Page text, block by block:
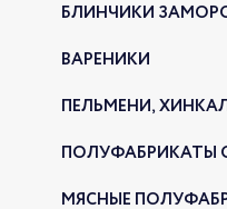
БЛИНЧИКИ
ВАРЕНИКИ
ПЕЛЬМЕНИ,
ПОЛУФАБРИКАТЫ
МЯСНЫЕ